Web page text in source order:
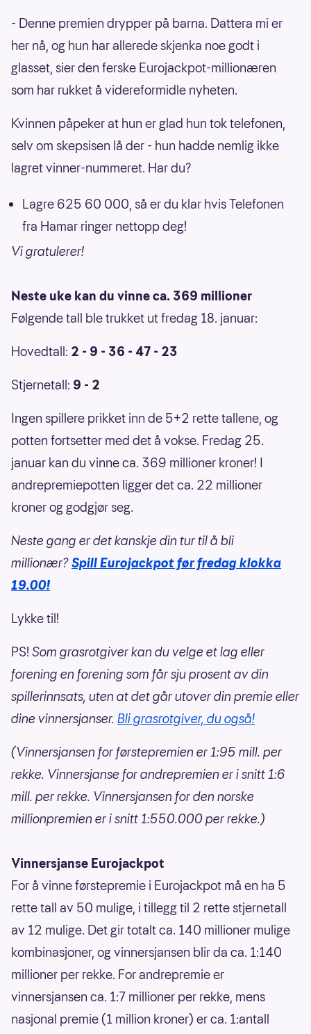
- Denne premien drypper på barna. Dattera mi er
her nå, og hun har allerede skjenka noe godt i
glasset, sier den ferske Eurojackpot-millionæren
som har rukket å videreformidle nyheten.
Kvinnen påpeker at hun er glad hun tok telefonen,
selv om skepsisen lå der - hun hadde nemlig ikke
lagret vinner-nummeret. Har du?
Lagre 625 60 000, så er du klar hvis Telefonen
fra Hamar ringer nettopp deg!
Vi gratulerer!
Neste uke kan du vinne ca. 369 millioner
Følgende tall ble trukket ut fredag 18. januar:
Hovedtall: 2 - 9 - 36 - 47 - 23
Stjernetall: 9 - 2
Ingen spillere prikket inn de 5+2 rette tallene, og
potten fortsetter med det å vokse. Fredag 25.
januar kan du vinne ca. 369 millioner kroner! I
andrepremiepotten ligger det ca. 22 millioner
kroner og godgjør seg.
Neste gang er det kanskje din tur til å bli
millionær?Spill Eurojackpot før fredag klokka
19.00!
Lykke til!
PS! Som grasrotgiver kan du velge et lag eller
forening en forening som får sju prosent av din
spillerinnsats, uten at det går utover din premie eller
dine vinnersjanser. Bli grasrotgiver, du også!
(Vinnersjansen for førstepremien er 1:95 mill. per
rekke. Vinnersjanse for andrepremien er i snitt 1:6
mill. per rekke. Vinnersjansen for den norske
millionpremien er i snitt 1:550.000 per rekke.)
Vinnersjanse Eurojackpot
For å vinne førstepremie i Eurojackpot må en ha 5
rette tall av 50 mulige, i tillegg til 2 rette stjernetall
av 12 mulige. Det gir totalt ca. 140 millioner mulige
kombinasjoner, og vinnersjansen blir da ca. 1:140
millioner per rekke. For andrepremie er
vinnersjansen ca. 1:7 millioner per rekke, mens
nasjonal premie (1 million kroner) er ca. 1:antall